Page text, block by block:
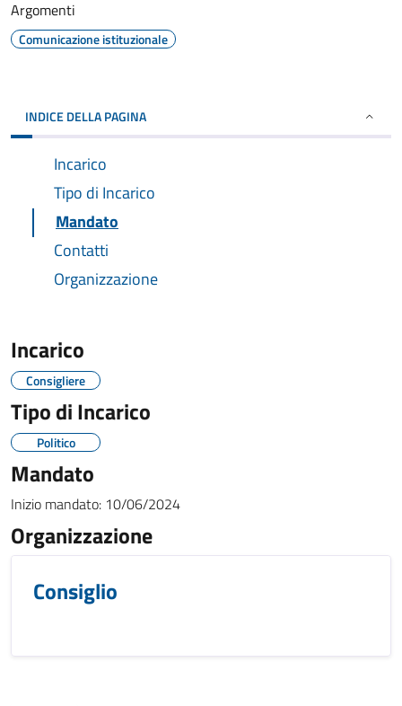
Argomenti
Comunicazione istituzionale
INDICE DELLA PAGINA
Incarico
Tipo di Incarico
Mandato
Contatti
Organizzazione
Incarico
Consigliere
Tipo di Incarico
Politico
Mandato
Inizio mandato: 10/06/2024
Organizzazione
Consiglio